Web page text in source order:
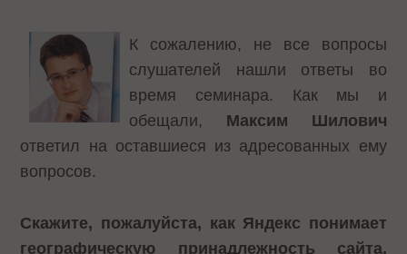
К сожалению, не все вопросы
слушателей нашли ответы во
время семинара. Как мы и
обещали, Максим Шилович
ответил на оставшиеся из адресованных ему
вопросов.
Скажите, пожалуйста, как Яндекс понимает
географическую принадлежность сайта,